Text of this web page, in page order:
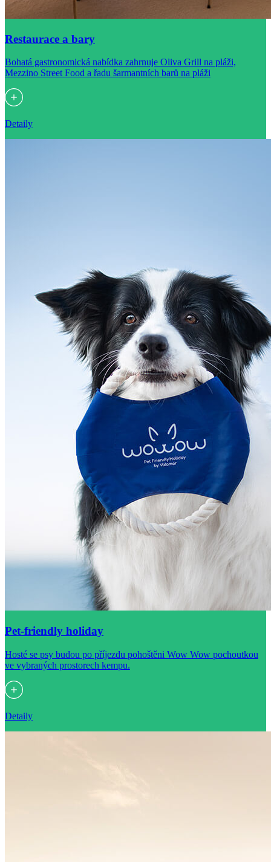
Restaurace a bary
Bohatá gastronomická nabídka zahrnuje Oliva Grill na pláži,
Mezzino Street Food a řadu šarmantních barů na pláži
Detaily
Pet-friendly holiday
Hosté se psy budou po příjezdu pohoštěni Wow Wow pochoutkou
ve vybraných prostorech kempu.
Detaily